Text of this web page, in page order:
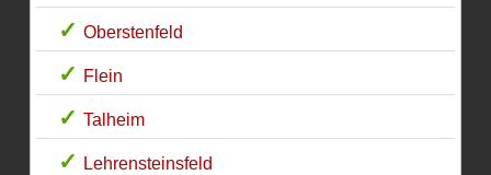
Oberstenfeld
Flein
Talheim
Lehrensteinsfeld